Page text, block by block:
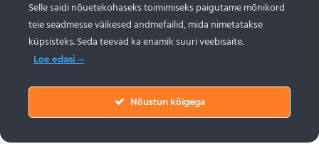
www.puhkaeestis.ee
Liitu uudiskirjaga
LIITU UUDISKIRJAGA
Selle saidi nõuetekohaseks toimimiseks paigutame mõnikord
teie seadmesse väikesed andmefailid, mida nimetatakse
küpsisteks. Seda teevad ka enamik suuri veebisaite.
Loe edasi
Nõustun kõigega